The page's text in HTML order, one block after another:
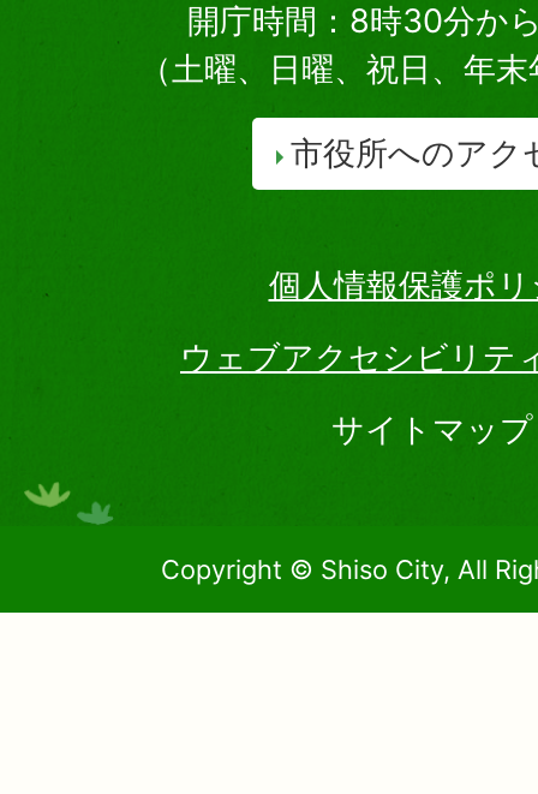
開庁時間：8時30分か
（土曜、日曜、祝日、年
市役所へのアク
個人情報保護ポ
ウェブアクセシビリテ
サイトマップ
Copyright © Shiso City, All